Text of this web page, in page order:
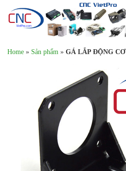
Home » Sản phẩm » GÁ LẮP ĐỘNG CƠ